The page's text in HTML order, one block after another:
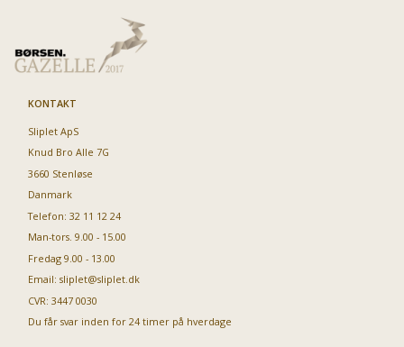
KONTAKT
Sliplet ApS
Knud Bro Alle 7G
3660 Stenløse
Danmark
Telefon: 32 11 12 24
Man-tors. 9.00 - 15.00
Fredag 9.00 - 13.00
Email: sliplet@sliplet.dk
CVR: 3447 0030
Du får svar inden for 24 timer på hverdage